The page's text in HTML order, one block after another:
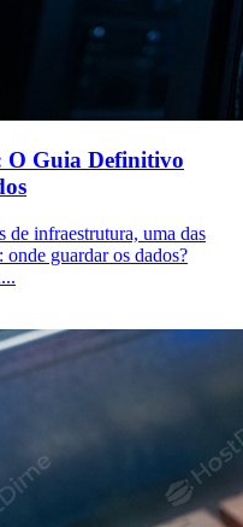
O Guia Definitivo
de infraestrutura, uma das
onde guardar os dados?